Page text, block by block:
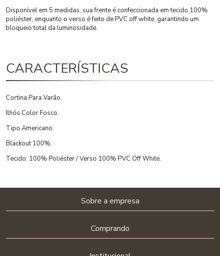
Disponível em 5 medidas, sua frente é confeccionada em tecido 100%
poliéster, enquanto o verso é feito de PVC off white, garantindo um
bloqueio total da luminosidade.
CARACTERÍSTICAS
Cortina Para Varão.
Ilhós Color Fosco.
Tipo Americano.
Blackout 100%.
Tecido: 100% Poliéster / Verso 100% PVC Off White.
Sobre a empresa
Comprando